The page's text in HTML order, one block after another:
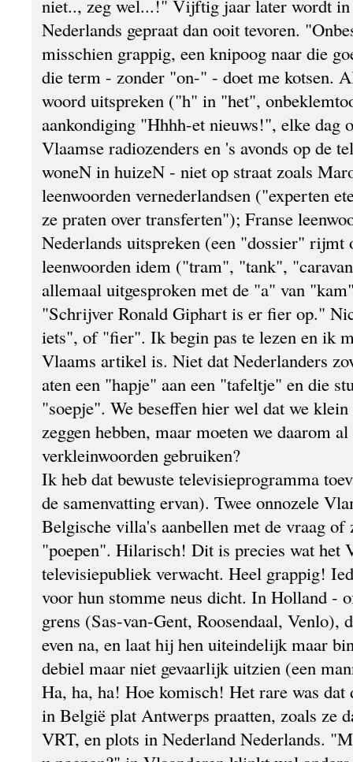
niet.., zeg wel...!" Vijftig jaar later wordt in
Nederlands gepraat dan ooit tevoren.
misschien grappig, een knipoog naar die
die term - zonder "on-" - doet me kotsen.
woord uitspreken ("h" in "het",
aankondiging "Hhhh-et nieuws!", elke dag
Vlaamse radiozenders en 's avonds op de
woneN in huizeN - niet op straat zoals
leenwoorden vernederlandsen ("experten
ze praten over transferten"); Franse
Nederlands uitspreken (een "dossier" rijmt
leenwoorden idem ("tram", "tank",
allemaal uitgesproken met de "a" van
"Schrijver Ronald Giphart is er fier op."
iets", of "fier". Ik begin pas te lezen en ik
Vlaams artikel is. Niet dat Nederlanders
aten een "hapje" aan een "tafeltje" en die
"soepje". We beseffen hier wel dat we
zeggen hebben, maar moeten we daarom
verkleinwoorden gebruiken?
Ik heb dat bewuste televisieprogramma
de samenvatting ervan). Twee onnozele
Belgische villa's aanbellen met de vraag of
"poepen". Hilarisch! Dit is precies wat het
televisiepubliek verwacht. Heel grappig!
voor hun stomme neus dicht. In Holland -
grens (Sas-van-Gent, Roosendaal, Venlo),
even na, en laat hij hen uiteindelijk maar
debiel maar niet gevaarlijk uitzien (een
Ha, ha, ha! Hoe komisch! Het rare was dat
in België plat Antwerps praatten, zoals ze
VRT, en plots in Nederland Nederlands.